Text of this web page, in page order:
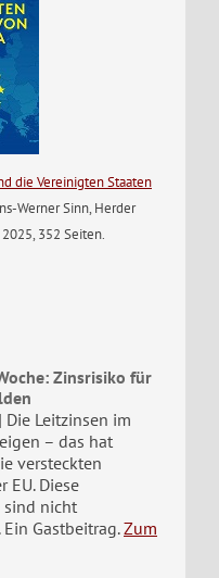
die Vereinigten Staaten
Werner Sinn, Herder
352 Seiten.
Zinsrisiko für
Die Leitzinsen im
– das hat
versteckten
EU. Diese
sind nicht
Gastbeitrag.Zum